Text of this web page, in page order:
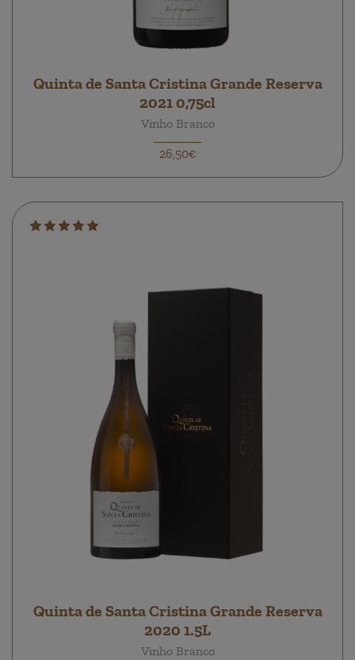
Quinta de Santa Cristina Grande Reserva
2021 0,75cl
Vinho Branco
26,50€
Quinta de Santa Cristina Grande Reserva
2020 1.5L
Vinho Branco